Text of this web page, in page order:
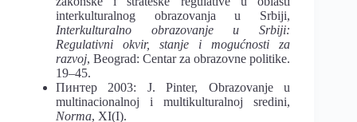
interkulturalnog obrazovanja u Srbiji,
Interkulturalno obrazovanje u Srbiji:
Regulativni okvir, stanje i mogućnosti za
razvoj, Beograd: Centar za obrazovne politike.
19–45.
Пинтер 2003: J. Pinter, Obrazovanje u
multinacionalnoj i multikulturalnoj sredini,
Norma, XI(I).